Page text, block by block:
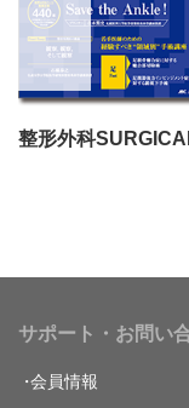
サポート・お問い
会員情報